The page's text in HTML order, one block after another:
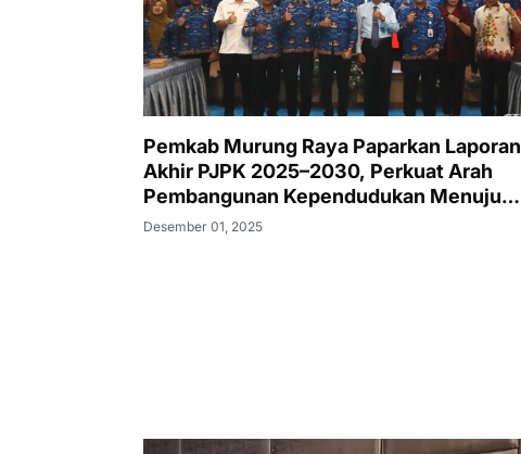
Pemkab Murung Raya Paparkan Laporan
Akhir PJPK 2025–2030, Perkuat Arah
Pembangunan Kependudukan Menuju
Murung Raya Emas
Desember 01, 2025